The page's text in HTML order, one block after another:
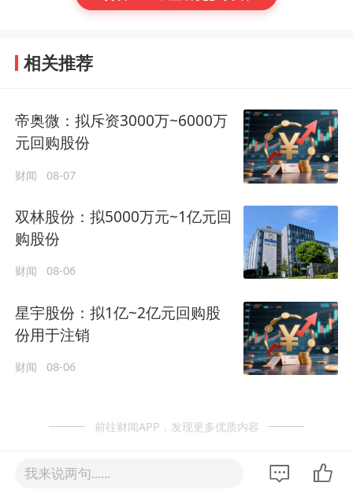
相关推荐
帝奥微：拟斥资3000万~6000万
元回购股份
财闻 08-07
双林股份：拟5000万元~1亿元回
购股份
财闻 08-06
星宇股份：拟1亿~2亿元回购股
份用于注销
财闻 08-06
前往财闻APP，发现更多优质内容
我来说两句......